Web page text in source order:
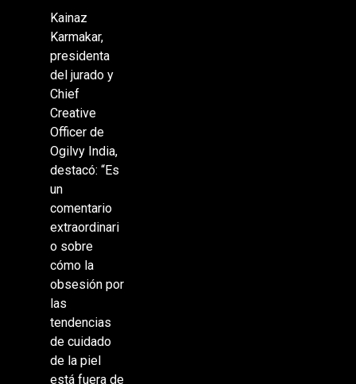
Kainaz
Karmakar,
presidenta
del jurado y
Chief
Creative
Officer de
Ogilvy India,
destacó: “Es
un
comentario
extraordinari
o sobre
cómo la
obsesión por
las
tendencias
de cuidado
de la piel
está fuera de